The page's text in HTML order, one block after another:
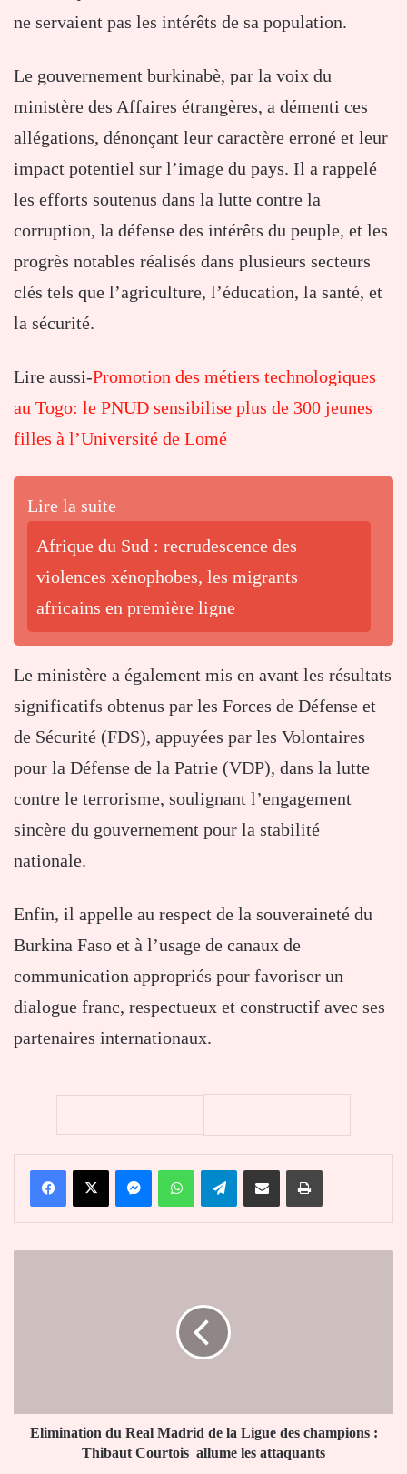
ne servaient pas les intérêts de sa population.
Le gouvernement burkinabè, par la voix du
ministère des Affaires étrangères, a démenti ces
allégations, dénonçant leur caractère erroné et leur
impact potentiel sur l’image du pays. Il a rappelé
les efforts soutenus dans la lutte contre la
corruption, la défense des intérêts du peuple, et les
progrès notables réalisés dans plusieurs secteurs
clés tels que l’agriculture, l’éducation, la santé, et
la sécurité.
Lire aussi-Promotion des métiers technologiques
au Togo: le PNUD sensibilise plus de 300 jeunes
filles à l’Université de Lomé
Lire la suite
Afrique du Sud : recrudescence des
violences xénophobes, les migrants
africains en première ligne
Le ministère a également mis en avant les résultats
significatifs obtenus par les Forces de Défense et
de Sécurité (FDS), appuyées par les Volontaires
pour la Défense de la Patrie (VDP), dans la lutte
contre le terrorisme, soulignant l’engagement
sincère du gouvernement pour la stabilité
nationale.
Enfin, il appelle au respect de la souveraineté du
Burkina Faso et à l’usage de canaux de
communication appropriés pour favoriser un
dialogue franc, respectueux et constructif avec ses
partenaires internationaux.
FacebookX MessengerWhatsAppTelegramPartager par email Imprimer
champions
Elimination du Real Madrid de la Ligue des champions :
Thibaut Courtois allume les attaquants